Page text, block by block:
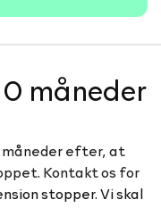
måneder
måneder efter, at
Kontakt os for
stopper. Vi skal